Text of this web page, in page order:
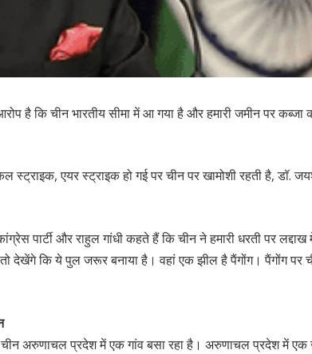
है कि चीन भारतीय सीमा में आ गया है और हमारी जमीन पर
स्ट्राइक, एयर स्ट्राइक हो गई पर चीन पर खामोशी रहती है, डॉ.
पार्टी और राहुल गांधी कहते हैं कि चीन ने हमारी धरती पर लद्दाख
देखेंगे कि ये पुल जरूर बनाया है। वहां एक झील है पैंगोंग। पैंगोंग पर
अरुणाचल प्रदेश में एक गांव बसा रहा है। अरुणाचल प्रदेश में